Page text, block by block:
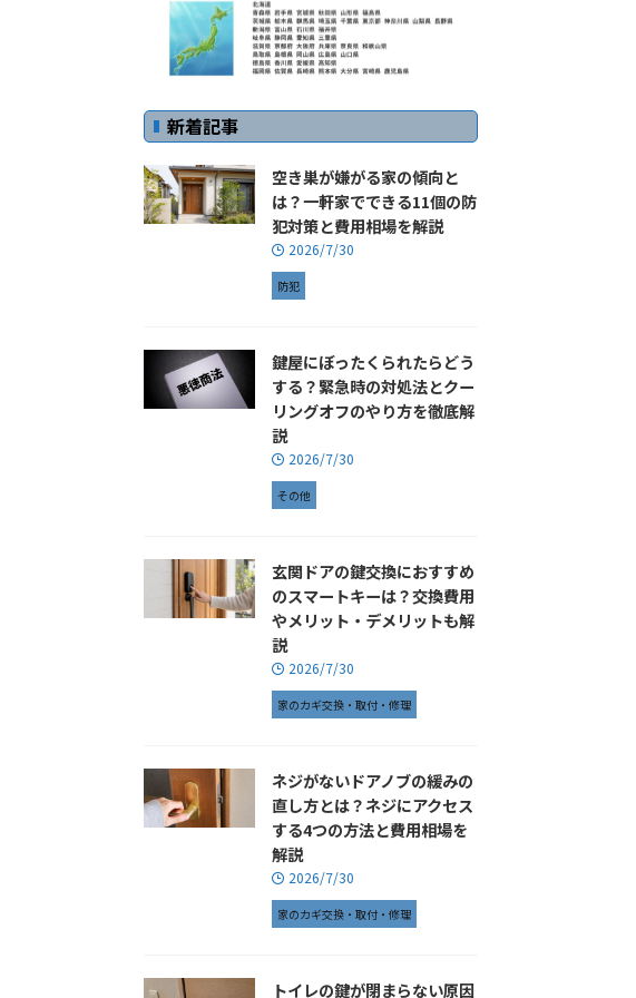
新着記事
空き巣が嫌がる家の傾向と
は？一軒家でできる11個の防
犯対策と費用相場を解説
2026/7/30
防犯
鍵屋にぼったくられたらどう
する？緊急時の対処法とクー
リングオフのやり方を徹底解
説
2026/7/30
その他
玄関ドアの鍵交換におすすめ
のスマートキーは？交換費用
やメリット・デメリットも解
説
2026/7/30
家のカギ交換・取付・修理
ネジがないドアノブの緩みの
直し方とは？ネジにアクセス
する4つの方法と費用相場を
解説
2026/7/30
家のカギ交換・取付・修理
トイレの鍵が閉まらない原因